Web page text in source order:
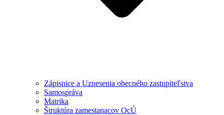
Zápisnice a Uznesenia obecného zastupiteľstva
Samospráva
Matrika
Štruktúra zamestanacov OcÚ